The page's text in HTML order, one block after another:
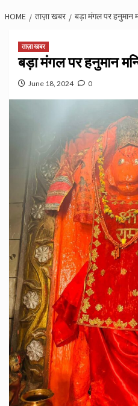
HOME ताज़ा खबर बड़ा मंगल पर हनुमान
ताज़ा खबर
बड़ा मंगल पर हनुमान
June 18, 2024 0